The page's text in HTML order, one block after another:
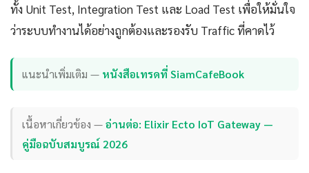
ทั้ง Unit Test, Integration Test และ Load Test เพื่อให้มั่นใจ
ว่าระบบทำงานได้อย่างถูกต้องและรองรับ Traffic ที่คาดไว้
แนะนำเพิ่มเติม — หนังสือเทรดที่ SiamCafeBook
เนื้อหาเกี่ยวข้อง —อ่านต่อ: Elixir Ecto IoT Gateway —
คู่มือฉบับสมบูรณ์ 2026